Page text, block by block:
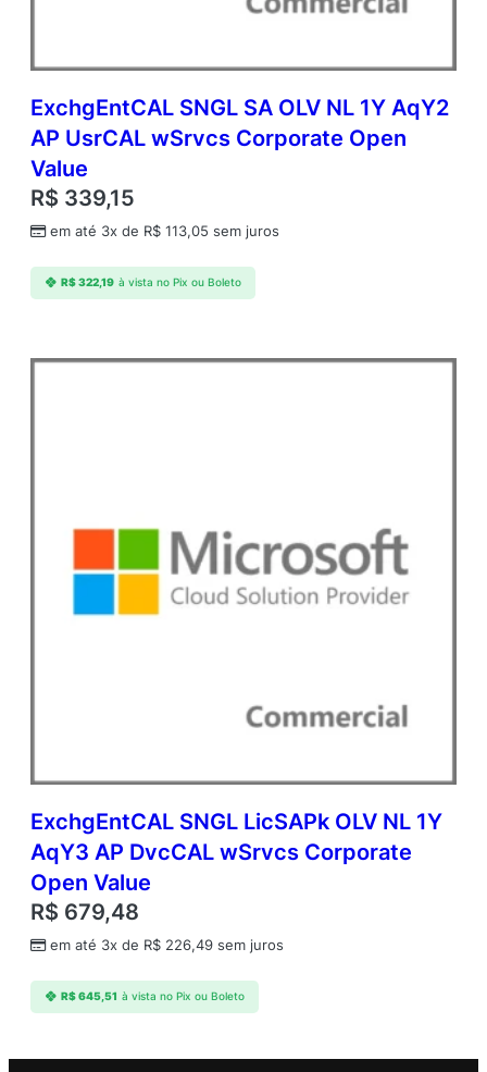
ExchgEntCAL SNGL SA OLV NL 1Y AqY2
AP UsrCAL wSrvcs Corporate Open
Value
R$ 339,15
em até 3x de R$ 113,05 sem juros
R$322,19 à vista no Pix ou Boleto
ExchgEntCAL SNGL LicSAPk OLV NL 1Y
AqY3 AP DvcCAL wSrvcs Corporate
Open Value
R$ 679,48
em até 3x de R$ 226,49 sem juros
R$645,51 à vista no Pix ou Boleto